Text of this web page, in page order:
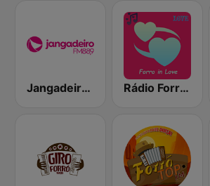
Jangadeiro FM 88.9 Rádio Forró in Love